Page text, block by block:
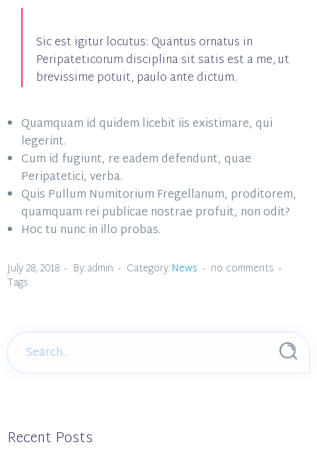
Sic est igitur locutus: Quantus ornatus in
Peripateticorum disciplina sit satis est a me, ut
brevissime potuit, paulo ante dictum.
Quamquam id quidem licebit iis existimare, qui
legerint.
Cum id fugiunt, re eadem defendunt, quae
Peripatetici, verba.
Quis Pullum Numitorium Fregellanum, proditorem,
quamquam rei publicae nostrae profuit, non odit?
Hoc tu nunc in illo probas.
July 28, 2018 By:admin Category:News
no comments
Tags:
Recent Posts